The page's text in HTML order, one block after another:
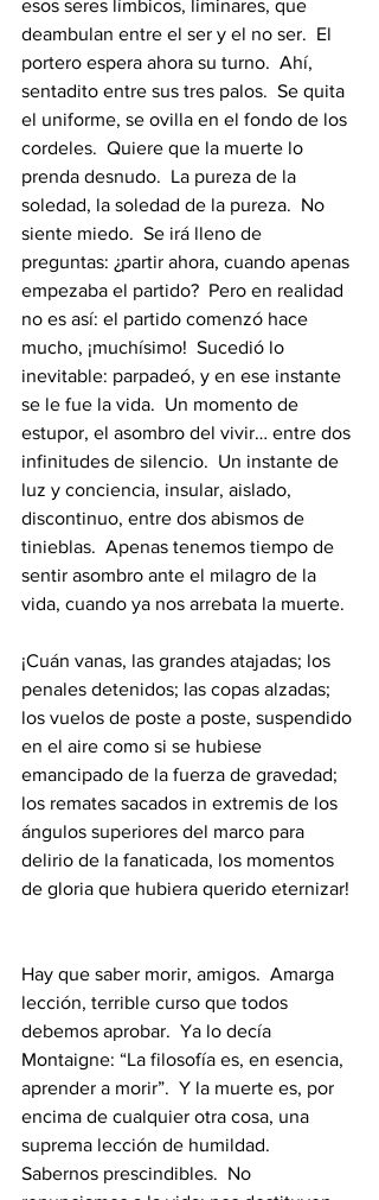
esos seres límbicos, liminares, que
deambulan entre el ser y el no ser.  El
portero espera ahora su turno.  Ahí,
sentadito entre sus tres palos.  Se quita
el uniforme, se ovilla en el fondo de los
cordeles.  Quiere que la muerte lo
prenda desnudo.  La pureza de la
soledad, la soledad de la pureza.  No
siente miedo.  Se irá lleno de
preguntas: ¿partir ahora, cuando apenas
empezaba el partido?  Pero en realidad
no es así: el partido comenzó hace
mucho, ¡muchísimo!  Sucedió lo
inevitable: parpadeó, y en ese instante
se le fue la vida.  Un momento de
estupor, el asombro del vivir… entre dos
infinitudes de silencio.  Un instante de
luz y conciencia, insular, aislado,
discontinuo, entre dos abismos de
tinieblas.  Apenas tenemos tiempo de
sentir asombro ante el milagro de la
vida, cuando ya nos arrebata la muerte.
¡Cuán vanas, las grandes atajadas; los
penales detenidos; las copas alzadas;
los vuelos de poste a poste, suspendido
en el aire como si se hubiese
emancipado de la fuerza de gravedad;
los remates sacados in extremis de los
ángulos superiores del marco para
delirio de la fanaticada, los momentos
de gloria que hubiera querido eternizar!
Hay que saber morir, amigos.  Amarga
lección, terrible curso que todos
debemos aprobar.  Ya lo decía
Montaigne: “La filosofía es, en esencia,
aprender a morir”.  Y la muerte es, por
encima de cualquier otra cosa, una
suprema lección de humildad.
Sabernos prescindibles.  No